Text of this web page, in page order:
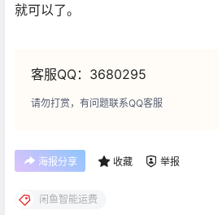
就可以了。
客服QQ：3680295
请勿打赏，有问题联系QQ客服
海报分享 收藏 举报
闲鱼智能运费